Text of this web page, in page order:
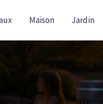
Maison Jardin